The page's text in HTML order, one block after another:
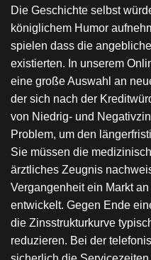
Die Geschichte selbst
königlichem Humor
spielen dass die
existierten. In unserem
eine große Auswahl an
der sich nach der
von Niedrig- und
Problem, um den
Sie müssen die
ärztliches Zeugnis
Vergangenheit ein Markt
entwickelt. Gegen Ende
die Zinsstrukturkurve
reduzieren. Bei der